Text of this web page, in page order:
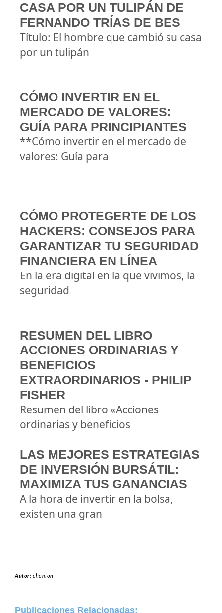
CASA POR UN TULIPÁN DE
FERNANDO TRÍAS DE BES
Título: El hombre que cambió su casa
por un tulipán
CÓMO INVERTIR EN EL
MERCADO DE VALORES:
GUÍA PARA PRINCIPIANTES
**Cómo invertir en el mercado de
valores: Guía para
CÓMO PROTEGERTE DE LOS
HACKERS: CONSEJOS PARA
GARANTIZAR TU SEGURIDAD
FINANCIERA EN LÍNEA
En la era digital en la que vivimos, la
seguridad
RESUMEN DEL LIBRO
ACCIONES ORDINARIAS Y
BENEFICIOS
EXTRAORDINARIOS - PHILIP
FISHER
Resumen del libro «Acciones
ordinarias y beneficios
LAS MEJORES ESTRATEGIAS
DE INVERSIÓN BURSÁTIL:
MAXIMIZA TUS GANANCIAS
A la hora de invertir en la bolsa,
existen una gran
Autor:chomon
Publicaciones Relacionadas: